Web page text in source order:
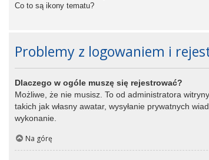
Co to są ikony tematu?
Problemy z logowaniem i
Dlaczego w ogóle muszę się rejestrować?
Możliwe, że nie musisz. To od administratora
takich jak własny awatar, wysyłanie prywatnych
wykonanie.
Na górę